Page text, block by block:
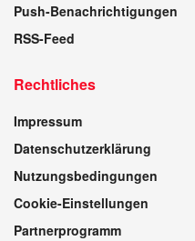
Push-Benachrichtigungen
RSS-Feed
Rechtliches
Impressum
Datenschutzerklärung
Nutzungsbedingungen
Cookie-Einstellungen
Partnerprogramm